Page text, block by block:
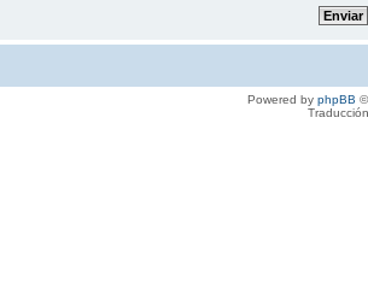
Powered by phpBB